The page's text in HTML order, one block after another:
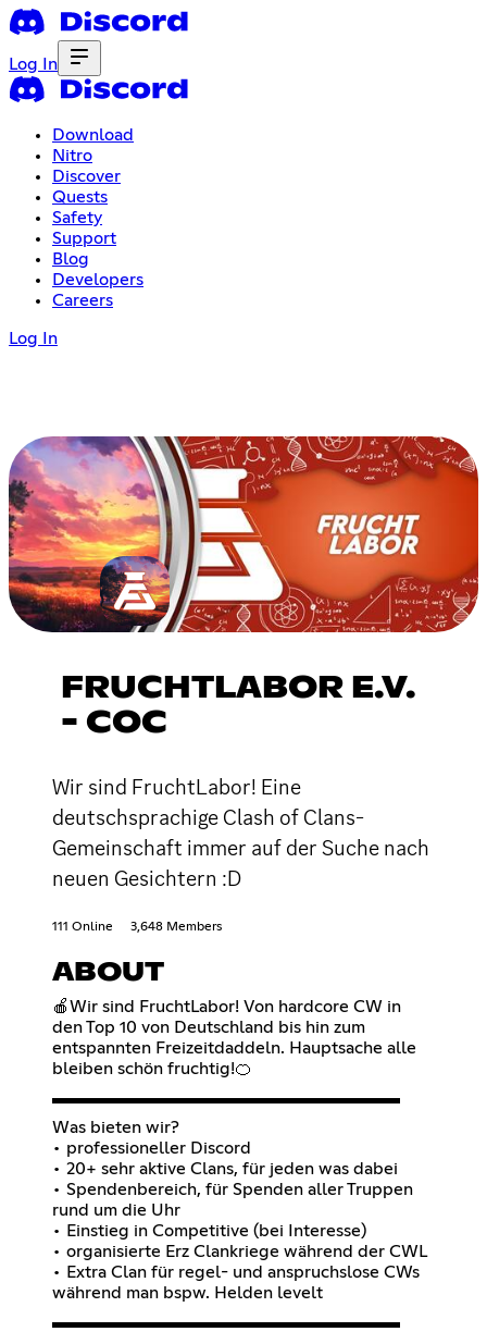
Log In
Download
Nitro
Discover
Quests
Safety
Support
Blog
Developers
Careers
Log In
FRUCHTLABOR E.V.
- COC
Wir sind FruchtLabor! Eine
deutschsprachige Clash of Clans-
Gemeinschaft immer auf der Suche nach
neuen Gesichtern :D
111 Online 3,648 Members
ABOUT
🍎Wir sind FruchtLabor! Von hardcore CW in
den Top 10 von Deutschland bis hin zum
entspannten Freizeitdaddeln. Hauptsache alle
bleiben schön fruchtig!🍊
▬▬▬▬▬▬▬▬▬▬▬▬▬▬▬▬▬▬▬▬
Was bieten wir?
• professioneller Discord
• 20+ sehr aktive Clans, für jeden was dabei
• Spendenbereich, für Spenden aller Truppen
rund um die Uhr
• Einstieg in Competitive (bei Interesse)
• organisierte Erz Clankriege während der CWL
• Extra Clan für regel- und anspruchslose CWs
während man bspw. Helden levelt
▬▬▬▬▬▬▬▬▬▬▬▬▬▬▬▬▬▬▬▬